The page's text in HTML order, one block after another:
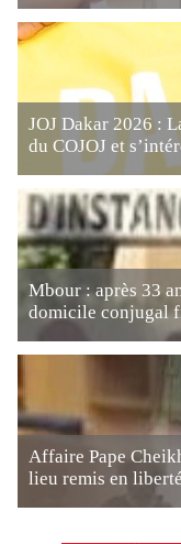
JOJ Dakar 2026 :
du COJOJ et
Mbour : après 33
domicile conjugal
Affaire Pape
lieu remis en